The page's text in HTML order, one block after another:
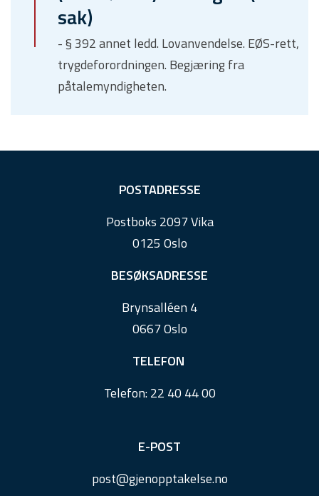
sak)
- § 392 annet ledd. Lovanvendelse. EØS-rett,
trygdeforordningen. Begjæring fra
påtalemyndigheten.
POSTADRESSE
Postboks 2097 Vika
0125 Oslo
BESØKSADRESSE
Brynsalléen 4
0667 Oslo
TELEFON
Telefon:22 40 44 00
E-POST
post@gjenopptakelse.no